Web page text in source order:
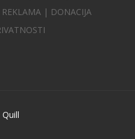
REKLAMA | DONACIJA
Quill